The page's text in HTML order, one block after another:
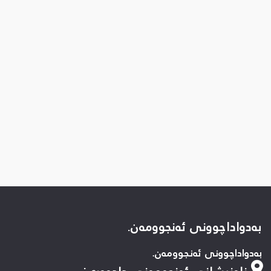
بەدواداچوونی ئەنجوومەن.
بەدواداچوونی ئەنجوومەن.